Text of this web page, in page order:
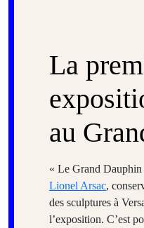
La
au
« Le Grand Dauphin
Lionel Arsac,
des sculptures à
l’exposition. C’est